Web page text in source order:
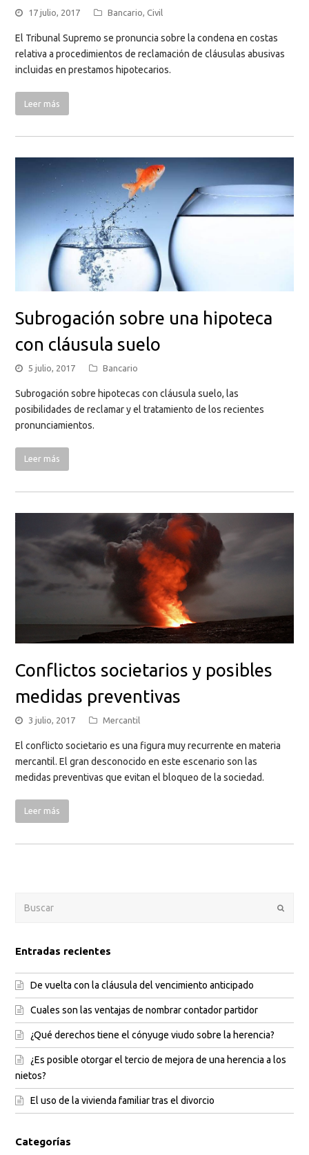
17 julio, 2017 Bancario,Civil
El Tribunal Supremo se pronuncia sobre la condena en costas
relativa a procedimientos de reclamación de cláusulas abusivas
incluidas en prestamos hipotecarios.
Leer más
Subrogación sobre una hipoteca
con cláusula suelo
5 julio, 2017 Bancario
Subrogación sobre hipotecas con cláusula suelo, las
posibilidades de reclamar y el tratamiento de los recientes
pronunciamientos.
Leer más
Conflictos societarios y posibles
medidas preventivas
3 julio, 2017 Mercantil
El conflicto societario es una figura muy recurrente en materia
mercantil. El gran desconocido en este escenario son las
medidas preventivas que evitan el bloqueo de la sociedad.
Leer más
Entradas recientes
De vuelta con la cláusula del vencimiento anticipado
Cuales son las ventajas de nombrar contador partidor
¿Qué derechos tiene el cónyuge viudo sobre la herencia?
¿Es posible otorgar el tercio de mejora de una herencia a los
nietos?
El uso de la vivienda familiar tras el divorcio
Categorías